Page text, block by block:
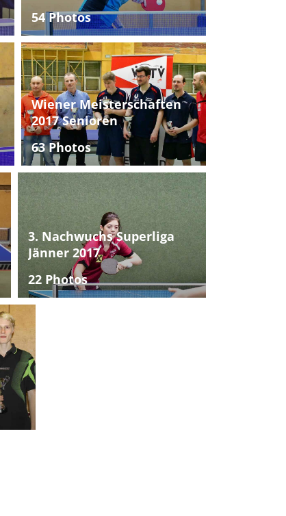
54 Photos
Wiener Meisterschaften
2017 Senioren
63 Photos
3. Nachwuchs Superliga
Jänner 2017
22 Photos